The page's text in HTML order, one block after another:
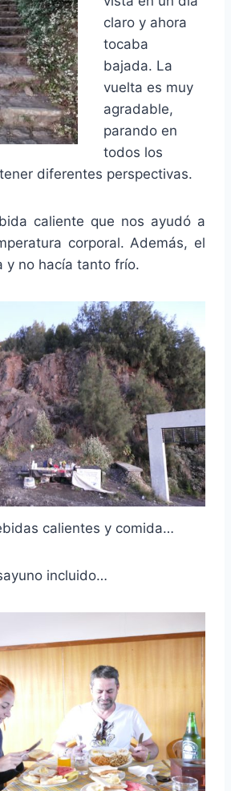
claro y ahora
tocaba
bajada. La
vuelta es muy
agradable,
parando en
todos los
diferentes perspectivas.
caliente que nos ayudó a
corporal. Además, el
y no hacía tanto frío.
calientes y comida…
incluido…